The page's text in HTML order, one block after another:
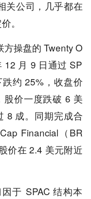
关公司，几乎都在
。
操盘的 Twenty O
12 月 9 日通过 SP
约 25%，收盘价
股价一度跌破 6 美
8 成。同期完成合
Financial（BR
价在 2.4 美元附近
于 SPAC 结构本